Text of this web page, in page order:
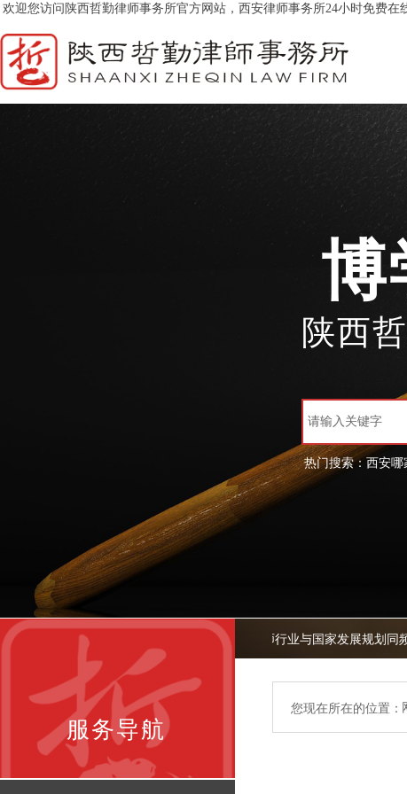
博
陕西
热门搜索： 西安哪
法治护航发展 律师勇担使命——律师行业与国家发展规划同频
您现在所在的位置：
服务导航
欢迎您访问 陕西哲勤律师事务所官方网站，西安律师事务所24小时免费在